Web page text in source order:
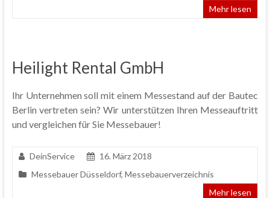
Mehr lesen
Heilight Rental GmbH
Ihr Unternehmen soll mit einem Messestand auf der Bautec
Berlin vertreten sein? Wir unterstützen Ihren Messeauftritt
und vergleichen für Sie Messebauer!
DeinService
16. März 2018
Messebauer Düsseldorf, Messebauerverzeichnis
Mehr lesen